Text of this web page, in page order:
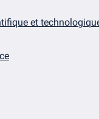
et